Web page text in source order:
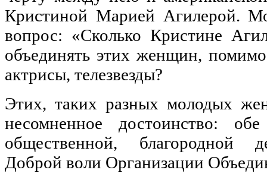
Кристиной Марией Агилерой.
вопрос: «Сколько Кристине
объединять этих женщин,
актрисы, телезвезды?
Этих, таких разных молодых
несомненное достоинство:
общественной, благородной
Доброй воли Организации